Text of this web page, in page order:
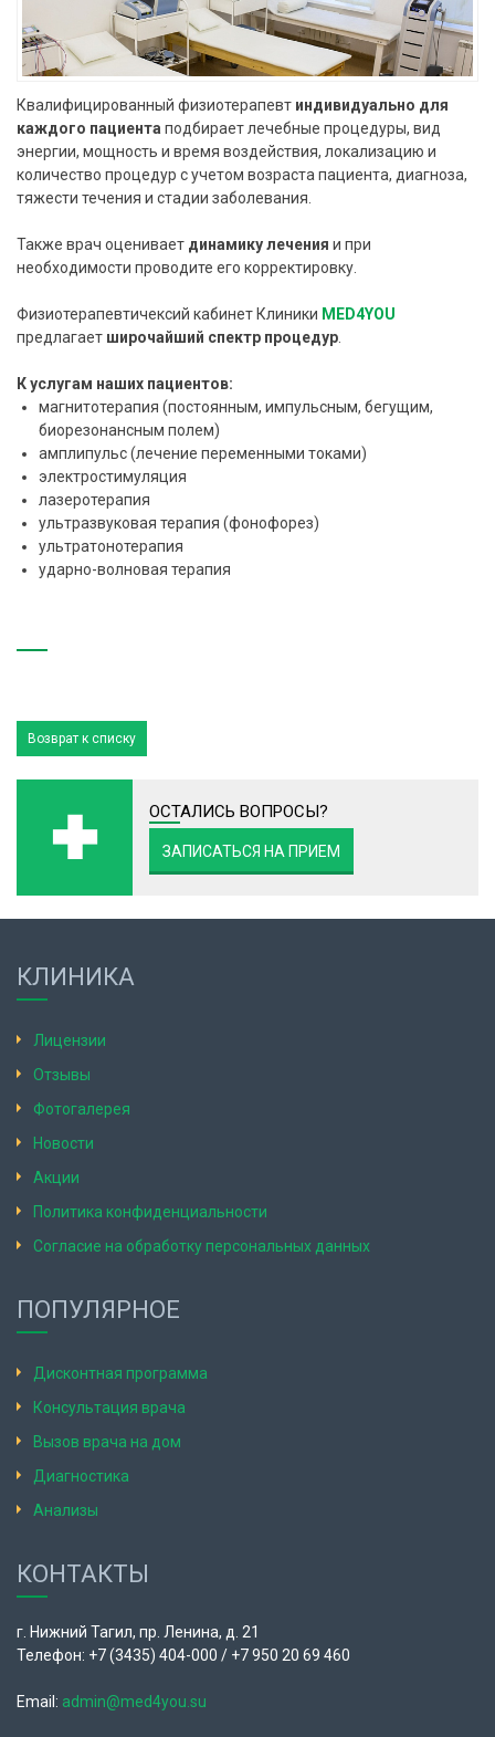
Квалифицированный физиотерапевт индивидуально для
каждого пациента подбирает лечебные процедуры, вид
энергии, мощность и время воздействия, локализацию и
количество процедур с учетом возраста пациента, диагноза,
тяжести течения и стадии заболевания.
Также врач оценивает динамику лечения и при
необходимости проводите его корректировку.
Физиотерапевтичексий кабинет Клиники MED4YOU
предлагает широчайший спектр процедур.
К услугам наших пациентов:
магнитотерапия (постоянным, импульсным, бегущим,
биорезонансным полем)
амплипульс (лечение переменными токами)
электростимуляция
лазеротерапия
ультразвуковая терапия (фонофорез)
ультратонотерапия
ударно-волновая терапия
Возврат к списку
ОСТАЛИСЬ ВОПРОСЫ?
ЗАПИСАТЬСЯ НА ПРИЕМ
КЛИНИКА
Лицензии
Отзывы
Фотогалерея
Новости
Акции
Политика конфиденциальности
Согласие на обработку персональных данных
ПОПУЛЯРНОЕ
Дисконтная программа
Консультация врача
Вызов врача на дом
Диагностика
Анализы
КОНТАКТЫ
г. Нижний Тагил, пр. Ленина, д. 21
Телефон: +7 (3435) 404-000 / +7 950 20 69 460
Email: admin@med4you.su